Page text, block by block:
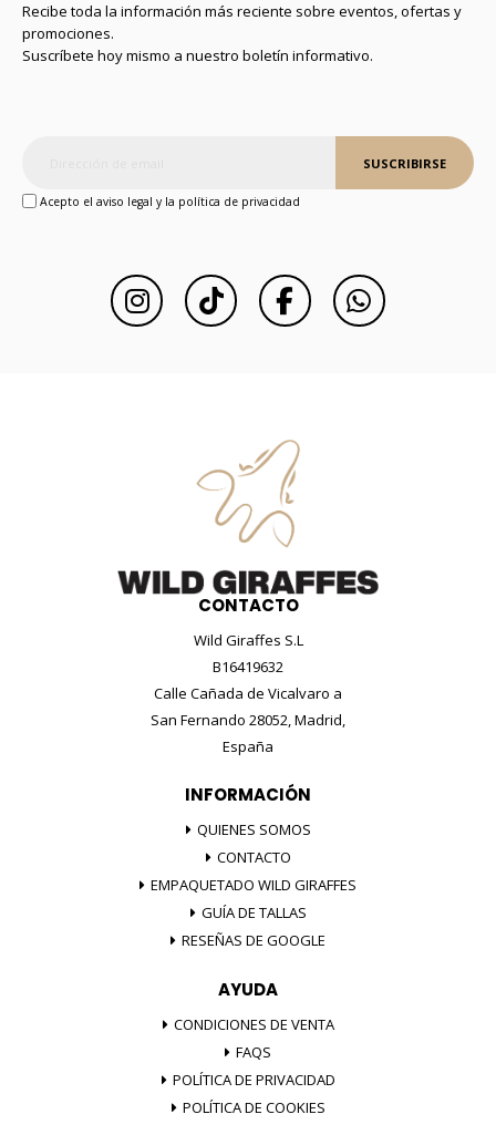
Recibe toda la información más reciente sobre eventos, ofertas y
promociones.
Suscríbete hoy mismo a nuestro boletín informativo.
Acepto el aviso legal y la política de privacidad
SUSCRIBIRSE
CONTACTO
Wild Giraffes S.L
B16419632
Calle Cañada de Vicalvaro a
San Fernando 28052, Madrid,
España
INFORMACIÓN
QUIENES SOMOS
CONTACTO
EMPAQUETADO WILD GIRAFFES
GUÍA DE TALLAS
RESEÑAS DE GOOGLE
AYUDA
CONDICIONES DE VENTA
FAQS
POLÍTICA DE PRIVACIDAD
POLÍTICA DE COOKIES